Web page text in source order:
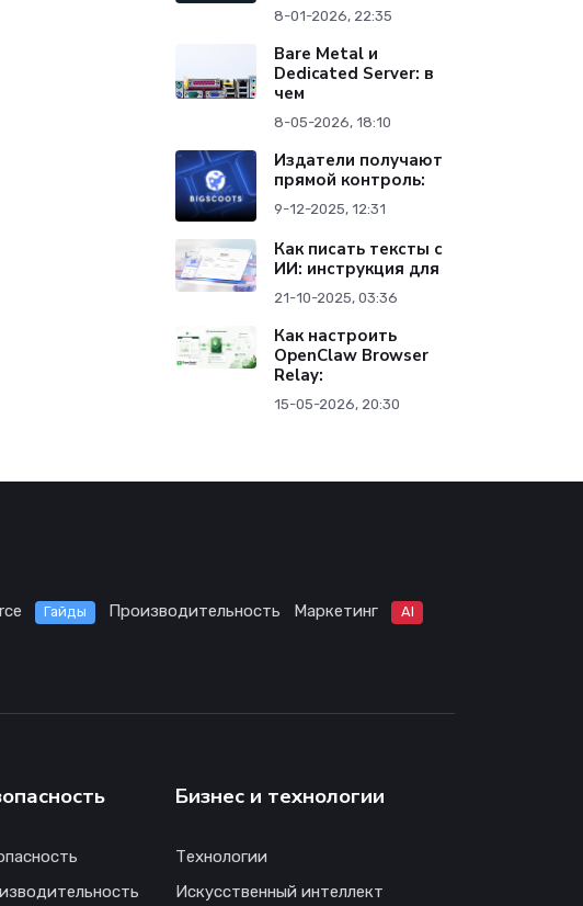
8-01-2026, 22:35
Bare Metal и
Dedicated Server: в
чем
8-05-2026, 18:10
Издатели получают
прямой контроль:
9-12-2025, 12:31
Как писать тексты с
ИИ: инструкция для
21-10-2025, 03:36
Как настроить
OpenClaw Browser
Relay:
15-05-2026, 20:30
Гайды Производительность Маркетинг AI
Бизнес и технологии
Технологии
Искусственный интеллект